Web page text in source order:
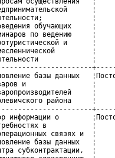
обучающих
по ведению
и
базы данных
и                ¦
¦
района
информации о
в           ¦
связях и  ¦
базы